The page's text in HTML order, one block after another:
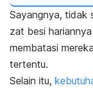
Sayangnya, tidak
zat besi
membatasi
tertentu.
Selain itu,